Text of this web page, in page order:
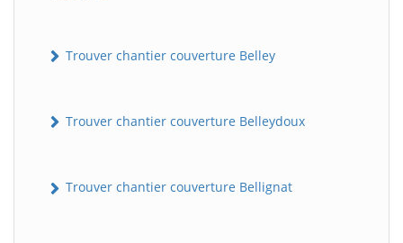
Trouver chantier couverture Belley
Trouver chantier couverture Belleydoux
Trouver chantier couverture Bellignat